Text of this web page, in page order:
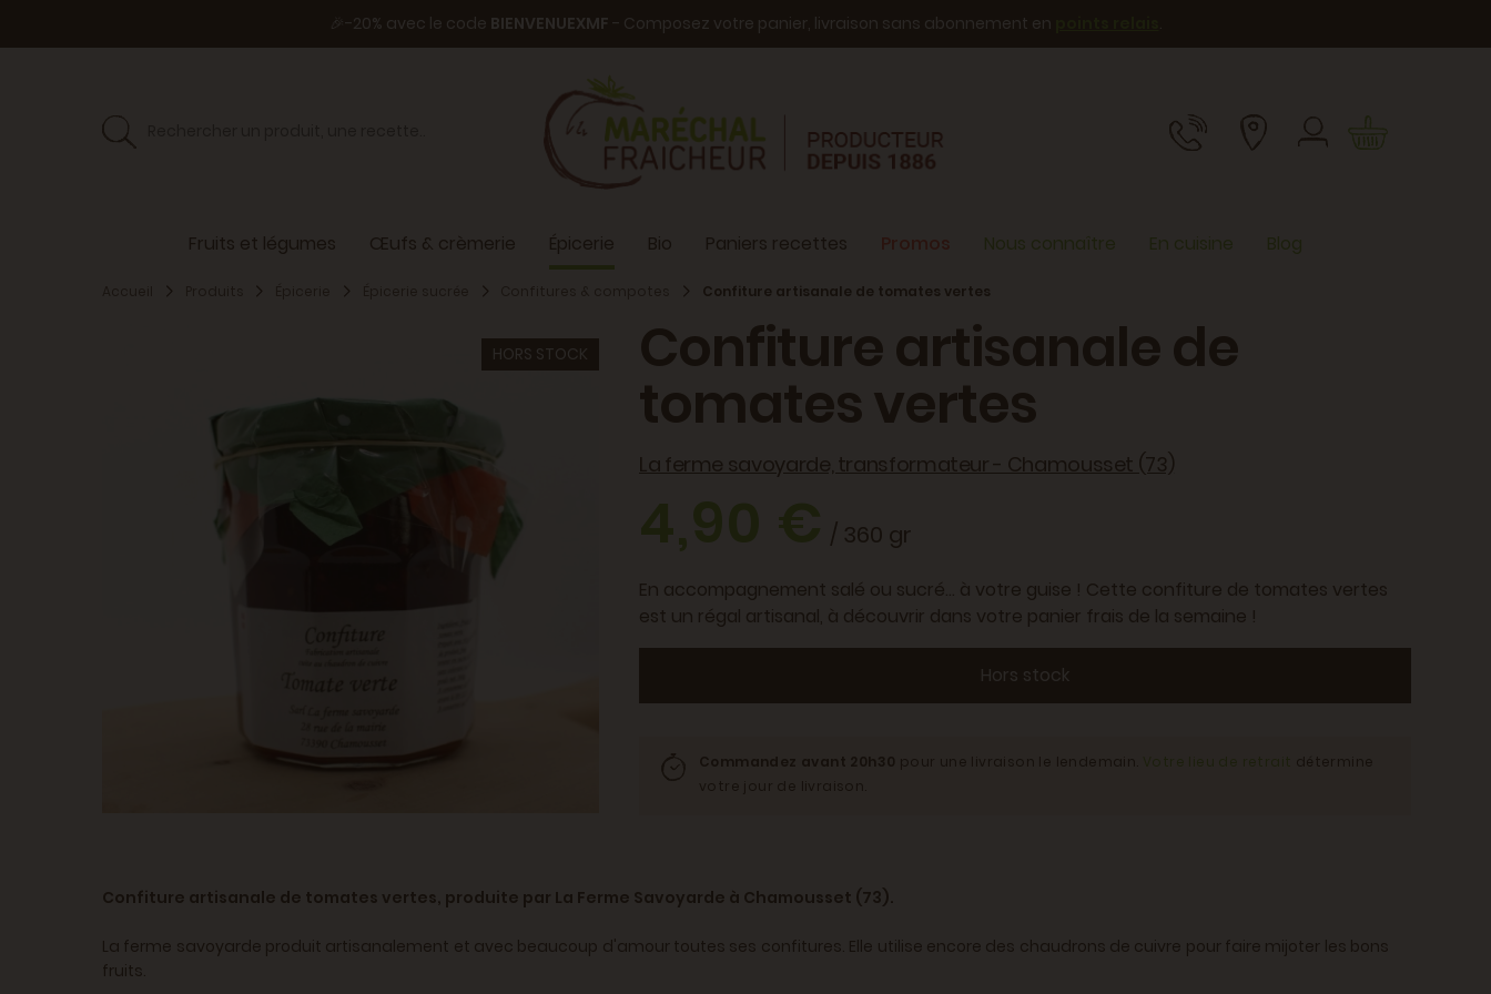
🎉-20% avec le code BIENVENUEXMF - Composez votre panier, livraison sans abonnement en .
Fruits et légumes Œufs & crèmerie Épicerie Bio Paniers recettes Nous connaître En cuisine Blog
Confiture artisanale de tomates vertes
HORS STOCK Confiture artisanale de
tomates vertes
La ferme savoyarde, transformateur - Chamousset (73)
4,90 €/ 360 gr
En accompagnement salé ou sucré... à votre guise ! Cette confiture de tomates vertes
est un régal artisanal, à découvrir dans votre panier frais de la semaine !
Hors stock
Confiture artisanale de tomates vertes, produite par La Ferme Savoyarde à Chamousset (73).
La ferme savoyarde produit artisanalement et avec beaucoup d'amour toutes ses confitures. Elle utilise encore des chaudrons de cuivre pour faire mijoter les bons
fruits.